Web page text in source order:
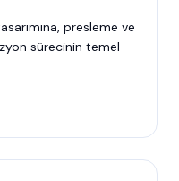
presleme ve
sürecinin temel